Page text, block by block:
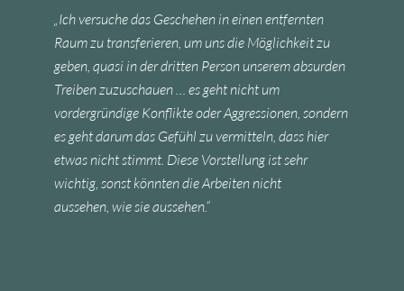
„Ich versuche das Geschehen in einen entfernten
Raum zu transferieren, um uns die Möglichkeit zu
geben, quasi in der dritten Person unserem absurden
Treiben zuzuschauen … es geht nicht um
vordergründige Konflikte oder Aggressionen, sondern
es geht darum das Gefühl zu vermitteln, dass hier
etwas nicht stimmt. Diese Vorstellung ist sehr
wichtig, sonst könnten die Arbeiten nicht
aussehen, wie sie aussehen.“